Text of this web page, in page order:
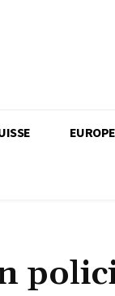
EUROPE